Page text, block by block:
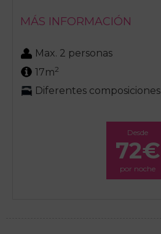
MÁS INFORMACIÓN
Max. 2 personas
17m2
Diferentes composiciones
Desde
72€
por noche